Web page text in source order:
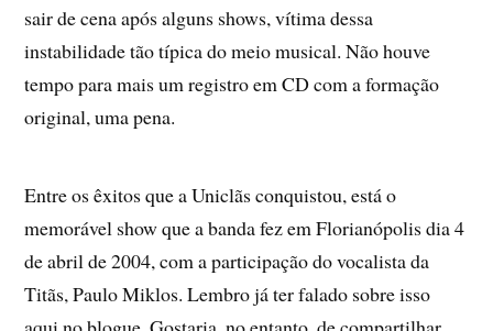
sair de cena após alguns shows, vítima dessa
instabilidade tão típica do meio musical. Não houve
tempo para mais um registro em CD com a formação
original, uma pena.
Entre os êxitos que a Uniclãs conquistou, está o
memorável show que a banda fez em Florianópolis dia 4
de abril de 2004, com a participação do vocalista da
Titãs, Paulo Miklos. Lembro já ter falado sobre isso